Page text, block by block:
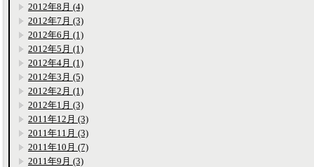
2012年8月 (4)
2012年7月 (3)
2012年6月 (1)
2012年5月 (1)
2012年4月 (1)
2012年3月 (5)
2012年2月 (1)
2012年1月 (3)
2011年12月 (3)
2011年11月 (3)
2011年10月 (7)
2011年9月 (3)